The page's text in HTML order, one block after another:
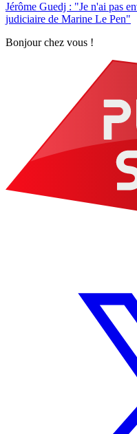
Jérôme Guedj : "Je n'ai pas
judiciaire de Marine Le Pen"
Bonjour chez vous !